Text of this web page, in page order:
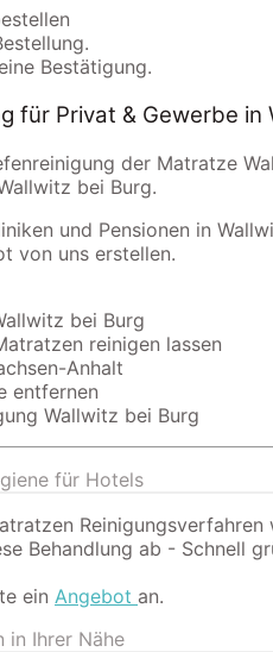
Bestätigung.
für Privat & Gewerbe in
der Matratze
bei Burg.
und Pensionen in
von uns erstellen.
bei Burg
reinigen lassen
Anhalt
entfernen
Wallwitz bei Burg
für Hotels
Behandlung ab - Schnell
ein Angebot an.
in Ihrer Nähe